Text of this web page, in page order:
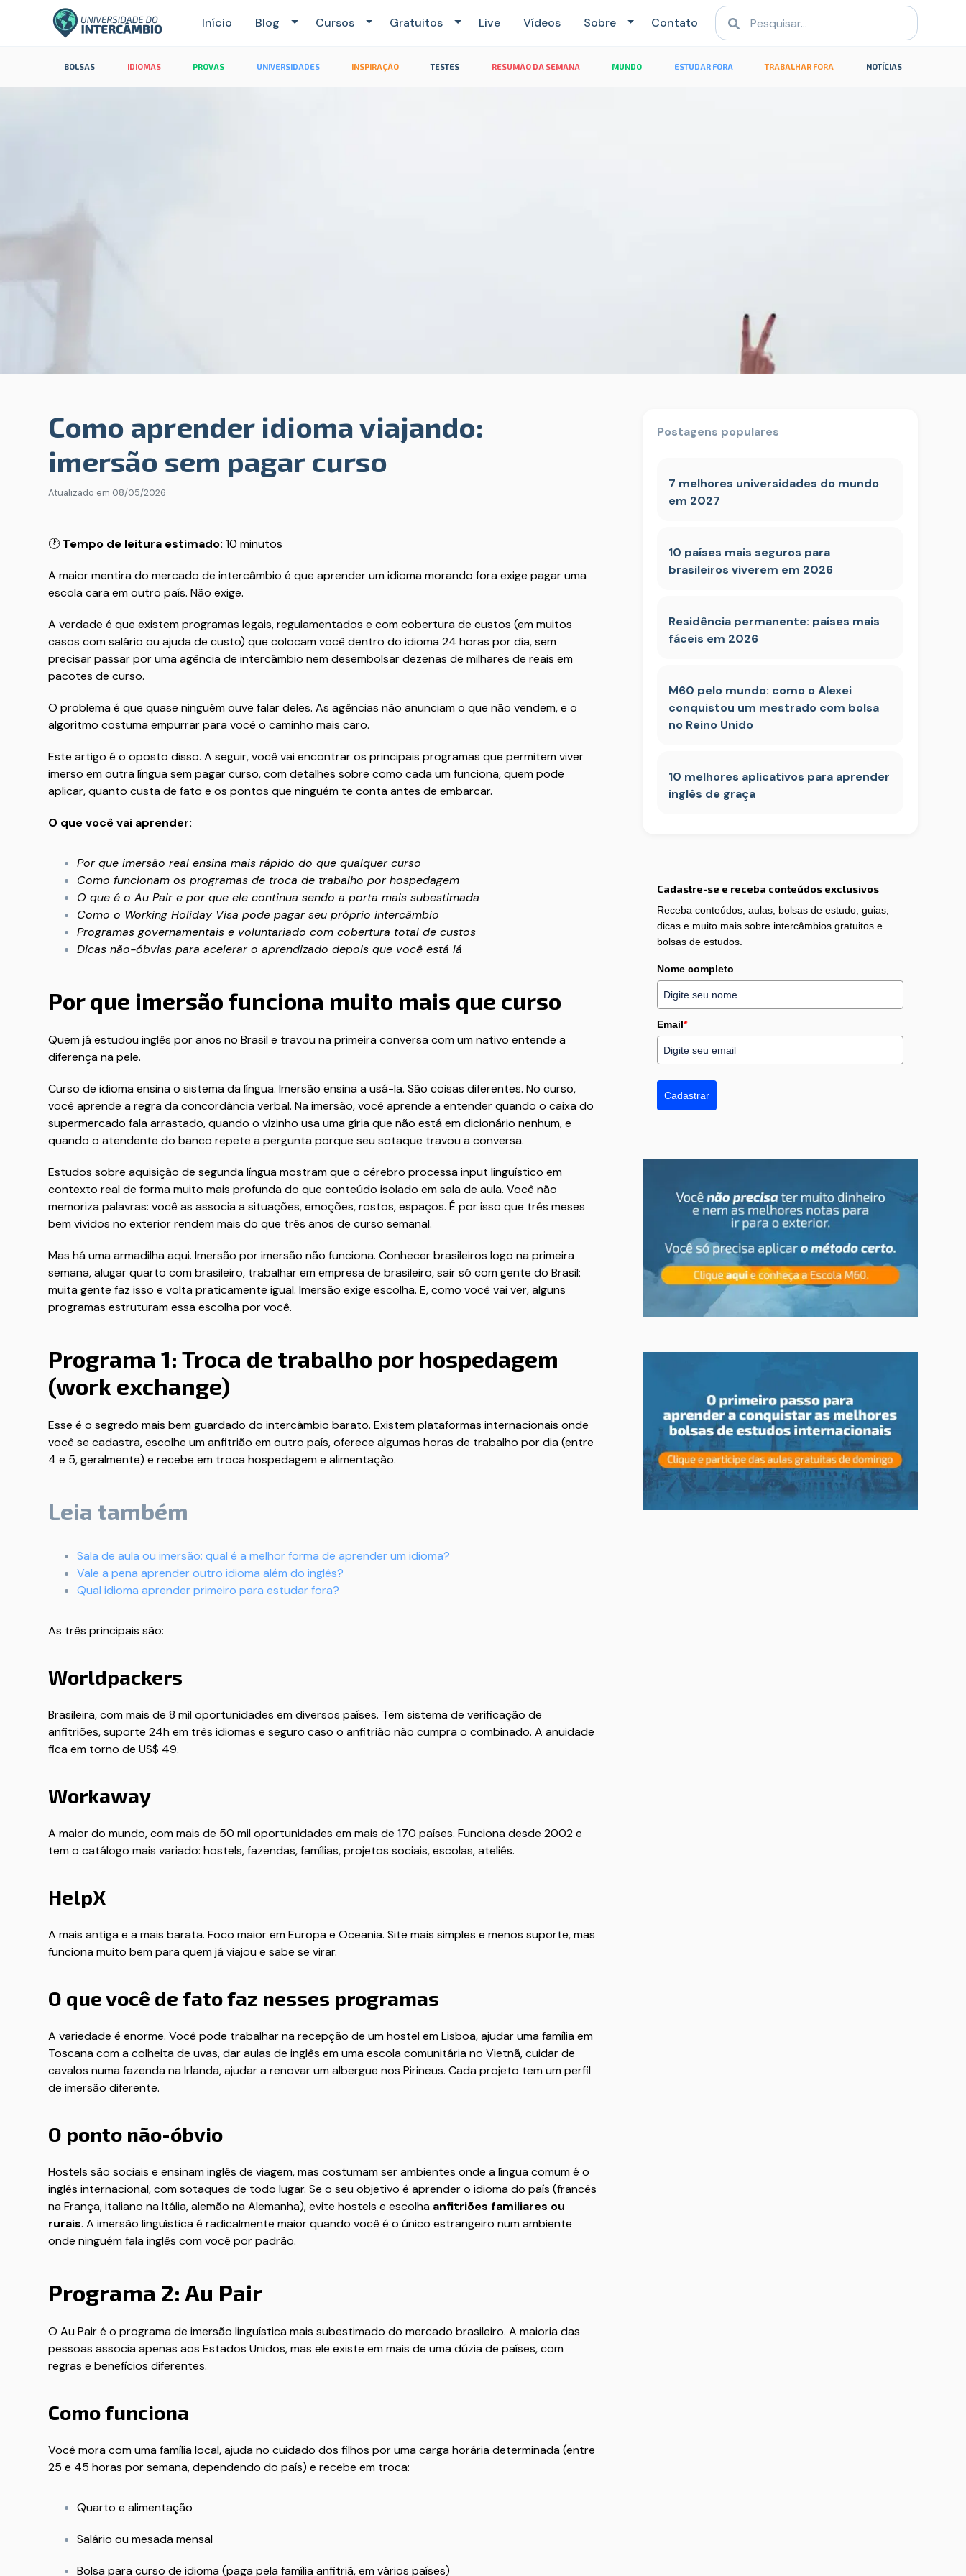
Início Blog Cursos Gratuitos Live Vídeos Sobre Contato
BOLSAS IDIOMAS PROVAS UNIVERSIDADES INSPIRAÇÃO TESTES RESUMÃO DA SEMANA MUNDO ESTUDAR FORA TRABALHAR FORA NOTÍCIAS
Como aprender idioma viajando:
imersão sem pagar curso
Atualizado em 08/05/2026
🕐 Tempo de leitura estimado: 10 minutos
A maior mentira do mercado de intercâmbio é que aprender um idioma morando fora exige pagar uma
escola cara em outro país. Não exige.
A verdade é que existem programas legais, regulamentados e com cobertura de custos (em muitos
casos com salário ou ajuda de custo) que colocam você dentro do idioma 24 horas por dia, sem
precisar passar por uma agência de intercâmbio nem desembolsar dezenas de milhares de reais em
pacotes de curso.
O problema é que quase ninguém ouve falar deles. As agências não anunciam o que não vendem, e o
algoritmo costuma empurrar para você o caminho mais caro.
Este artigo é o oposto disso. A seguir, você vai encontrar os principais programas que permitem viver
imerso em outra língua sem pagar curso, com detalhes sobre como cada um funciona, quem pode
aplicar, quanto custa de fato e os pontos que ninguém te conta antes de embarcar.
O que você vai aprender:
Por que imersão real ensina mais rápido do que qualquer curso
Como funcionam os programas de troca de trabalho por hospedagem
O que é o Au Pair e por que ele continua sendo a porta mais subestimada
Como o Working Holiday Visa pode pagar seu próprio intercâmbio
Programas governamentais e voluntariado com cobertura total de custos
Dicas não-óbvias para acelerar o aprendizado depois que você está lá
Por que imersão funciona muito mais que curso
Quem já estudou inglês por anos no Brasil e travou na primeira conversa com um nativo entende a
diferença na pele.
Curso de idioma ensina o sistema da língua. Imersão ensina a usá-la. São coisas diferentes. No curso,
você aprende a regra da concordância verbal. Na imersão, você aprende a entender quando o caixa do
supermercado fala arrastado, quando o vizinho usa uma gíria que não está em dicionário nenhum, e
quando o atendente do banco repete a pergunta porque seu sotaque travou a conversa.
Estudos sobre aquisição de segunda língua mostram que o cérebro processa input linguístico em
contexto real de forma muito mais profunda do que conteúdo isolado em sala de aula. Você não
memoriza palavras: você as associa a situações, emoções, rostos, espaços. É por isso que três meses
bem vividos no exterior rendem mais do que três anos de curso semanal.
Mas há uma armadilha aqui. Imersão por imersão não funciona. Conhecer brasileiros logo na primeira
semana, alugar quarto com brasileiro, trabalhar em empresa de brasileiro, sair só com gente do Brasil:
muita gente faz isso e volta praticamente igual. Imersão exige escolha. E, como você vai ver, alguns
programas estruturam essa escolha por você.
Programa 1: Troca de trabalho por hospedagem
(work exchange)
Esse é o segredo mais bem guardado do intercâmbio barato. Existem plataformas internacionais onde
você se cadastra, escolhe um anfitrião em outro país, oferece algumas horas de trabalho por dia (entre
4 e 5, geralmente) e recebe em troca hospedagem e alimentação.
Leia também
Sala de aula ou imersão: qual é a melhor forma de aprender um idioma?
Vale a pena aprender outro idioma além do inglês?
Qual idioma aprender primeiro para estudar fora?
As três principais são:
Worldpackers
Brasileira, com mais de 8 mil oportunidades em diversos países. Tem sistema de verificação de
anfitriões, suporte 24h em três idiomas e seguro caso o anfitrião não cumpra o combinado. A anuidade
fica em torno de US$ 49.
Workaway
A maior do mundo, com mais de 50 mil oportunidades em mais de 170 países. Funciona desde 2002 e
tem o catálogo mais variado: hostels, fazendas, famílias, projetos sociais, escolas, ateliês.
HelpX
A mais antiga e a mais barata. Foco maior em Europa e Oceania. Site mais simples e menos suporte, mas
funciona muito bem para quem já viajou e sabe se virar.
O que você de fato faz nesses programas
A variedade é enorme. Você pode trabalhar na recepção de um hostel em Lisboa, ajudar uma família em
Toscana com a colheita de uvas, dar aulas de inglês em uma escola comunitária no Vietnã, cuidar de
cavalos numa fazenda na Irlanda, ajudar a renovar um albergue nos Pirineus. Cada projeto tem um perfil
de imersão diferente.
O ponto não-óbvio
Hostels são sociais e ensinam inglês de viagem, mas costumam ser ambientes onde a língua comum é o
inglês internacional, com sotaques de todo lugar. Se o seu objetivo é aprender o idioma do país (francês
na França, italiano na Itália, alemão na Alemanha), evite hostels e escolha anfitriões familiares ou
rurais. A imersão linguística é radicalmente maior quando você é o único estrangeiro num ambiente
onde ninguém fala inglês com você por padrão.
Programa 2: Au Pair
O Au Pair é o programa de imersão linguística mais subestimado do mercado brasileiro. A maioria das
pessoas associa apenas aos Estados Unidos, mas ele existe em mais de uma dúzia de países, com
regras e benefícios diferentes.
Como funciona
Você mora com uma família local, ajuda no cuidado dos filhos por uma carga horária determinada (entre
25 e 45 horas por semana, dependendo do país) e recebe em troca:
Quarto e alimentação
Salário ou mesada mensal
Bolsa para curso de idioma (paga pela família anfitriã, em vários países)
Postagens populares
7 melhores universidades do mundo
em 2027
10 países mais seguros para
brasileiros viverem em 2026
Residência permanente: países mais
fáceis em 2026
M60 pelo mundo: como o Alexei
conquistou um mestrado com bolsa
no Reino Unido
10 melhores aplicativos para aprender
inglês de graça
Cadastre-se e receba conteúdos exclusivos
Receba conteúdos, aulas, bolsas de estudo, guias,
dicas e muito mais sobre intercâmbios gratuitos e
bolsas de estudos.
Nome completo
Email*
Cadastrar